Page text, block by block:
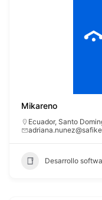
Mikareno
Ecuador, Santo
Desarrollo